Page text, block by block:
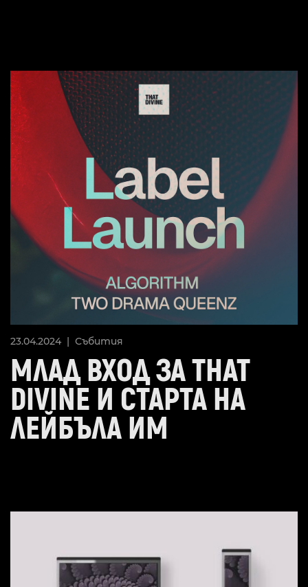
23.04.2024 | Събития
МЛАД ВХОД ЗА THAT
DIVINE И СТАРТА НА
ЛЕЙБЪЛА ИМ